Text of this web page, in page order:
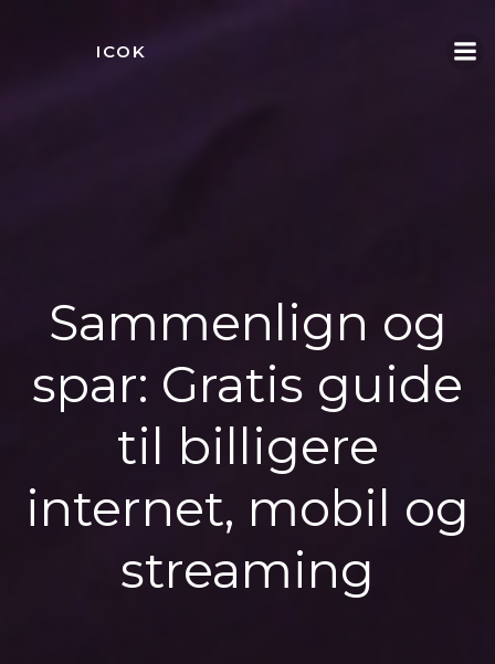
ICOK
Sammenlign og
spar: Gratis guide
til billigere
internet, mobil og
streaming